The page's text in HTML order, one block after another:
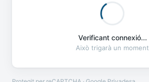
Verificant connexió...
Això trigarà un moment